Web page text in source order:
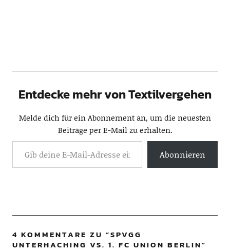
Entdecke mehr von Textilvergehen
Melde dich für ein Abonnement an, um die neuesten
Beiträge per E-Mail zu erhalten.
Abonnieren
4 KOMMENTARE ZU “SPVGG
UNTERHACHING VS. 1. FC UNION BERLIN”